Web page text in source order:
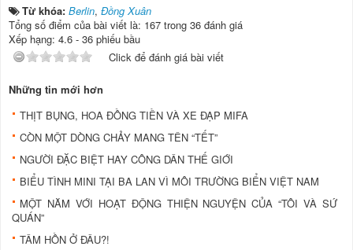
Từ khóa: Berlin, Đồng Xuân
Tổng số điểm của bài viết là: 167 trong 36 đánh giá
Xếp hạng: 4.6 - 36 phiếu bầu
Click để đánh giá bài viết
Những tin mới hơn
THỊT BỤNG, HOA ĐỒNG TIỀN VÀ XE ĐẠP MIFA
CÒN MỘT DÒNG CHẢY MANG TÊN “TẾT”
NGƯỜI ĐẶC BIỆT HAY CÔNG DÂN THẾ GIỚI
BIỂU TÌNH MINI TẠI BA LAN VÌ MÔI TRƯỜNG BIỂN VIỆT NAM
MỘT NĂM VỚI HOẠT ĐỘNG THIỆN NGUYỆN CỦA “TÔI VÀ SỨ
QUÁN”
TÂM HỒN Ở ĐÂU?!